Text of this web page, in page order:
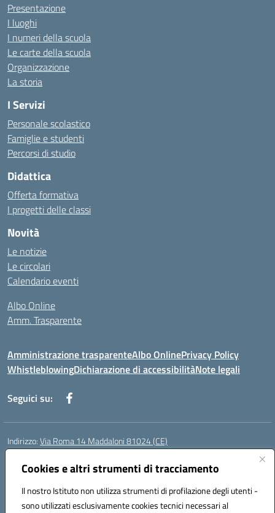
Cookies e altri strumenti di tracciamento
Il nostro Istituto non utilizza strumenti di profilazione degli utenti -
sono utilizzati esclusivamente cookies tecnici necessari al
Presentazione
I luoghi
I numeri della scuola
Le carte della scuola
Organizzazione
La storia
I Servizi
Personale scolastico
Famiglie e studenti
Percorsi di studio
Didattica
Offerta formativa
I progetti delle classi
Novità
Le notizie
Le circolari
Calendario eventi
Albo Online
Amm. Trasparente
Amministrazione trasparenteAlbo OnlinePrivacy Policy
WhistleblowingDichiarazione di accessibilitàNote legali
Seguici su:
Indirizzo:Via Roma 14 Maddaloni 81024 (CE)
Centralino:
Posta elettronica certificata (PEC):ceic8an00r@pec.istruzione.it
Codice fiscale: 80006190617
Codice meccanografico:CEIC8AN00R